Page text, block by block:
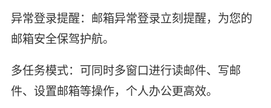
异常登录提醒：邮箱异常登录立刻提醒，为您的
邮箱安全保驾护航。
多任务模式：可同时多窗口进行读邮件、写邮
件、设置邮箱等操作，个人办公更高效。